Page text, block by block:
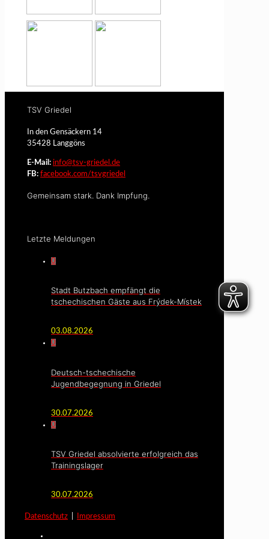
TSV Griedel
In den Gensäckern 14
35428 Langgöns
E-Mail: info@tsv-griedel.de
FB: facebook.com/tsvgriedel
Gemeinsam stark. Dank Impfung.
Letzte Meldungen
0
Stadt Butzbach empfängt die
tschechischen Gäste aus Frýdek-Místek
03.08.2026
0
Deutsch-tschechische
Jugendbegegnung in Griedel
30.07.2026
0
TSV Griedel absolvierte erfolgreich das
Trainingslager
30.07.2026
Datenschutz Impressum